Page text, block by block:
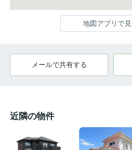
地図アプリで見
メールで共有する
近隣の物件